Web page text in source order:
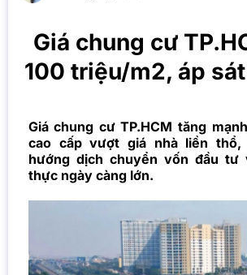
Giá chung cư
100 triệu/m2, áp
Giá chung cư TP.HCM tăng
cao cấp vượt giá nhà liền thổ,
hướng dịch chuyển vốn đầu tư
thực ngày càng lớn.